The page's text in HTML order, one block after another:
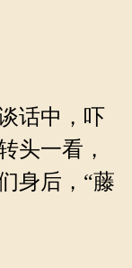
话中，吓
头一看，
身后，“藤